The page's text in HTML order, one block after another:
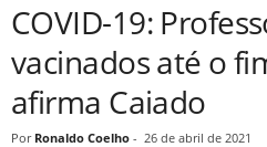
COVID-19:
vacinados até o
afirma Caiado
Por Ronaldo Coelho - 26 de abril de 2021